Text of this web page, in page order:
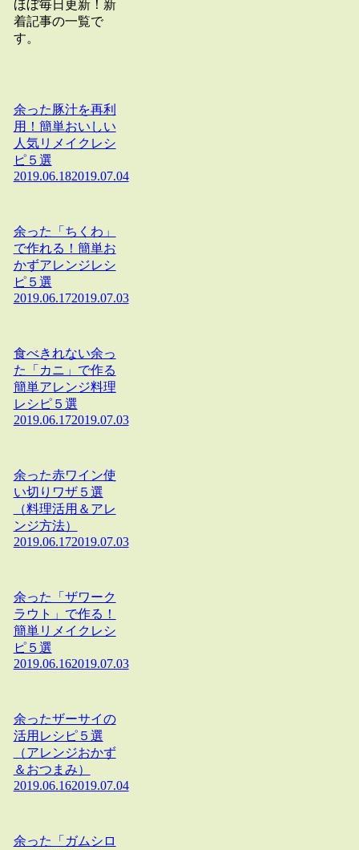
ほぼ毎日更新！新
着記事の一覧で
す。
余った豚汁を再利
用！簡単おいしい
人気リメイクレシ
ピ５選
2019.06.182019.07.04
余った「ちくわ」
で作れる！簡単お
かずアレンジレシ
ピ５選
2019.06.172019.07.03
食べきれない余っ
た「カニ」で作る
簡単アレンジ料理
レシピ５選
2019.06.172019.07.03
余った赤ワイン使
い切りワザ５選
（料理活用＆アレ
ンジ方法）
2019.06.172019.07.03
余った「ザワーク
ラウト」で作る！
簡単リメイクレシ
ピ５選
2019.06.162019.07.03
余ったザーサイの
活用レシピ５選
（アレンジおかず
＆おつまみ）
2019.06.162019.07.04
余った「ガムシロ